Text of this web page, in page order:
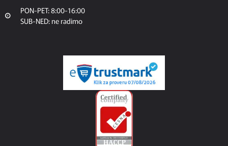
PON-PET: 8:00-16:00
SUB-NED: ne radimo